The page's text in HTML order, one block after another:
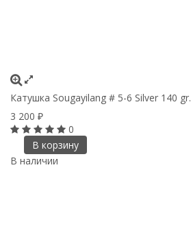
Катушка Sougayilang # 5-6 Silver 140 gr.
3 200 ₽
0
В корзину
В наличии